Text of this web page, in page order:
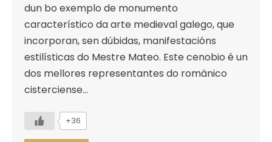
dun bo exemplo de monumento
característico da arte medieval galego, que
incorporan, sen dúbidas, manifestacións
estilísticas do Mestre Mateo. Este cenobio é un
dos mellores representantes do románico
cisterciense…
+36